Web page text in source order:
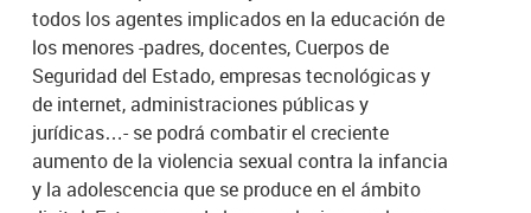
todos los agentes implicados en la educación de
los menores -padres, docentes, Cuerpos de
Seguridad del Estado, empresas tecnológicas y
de internet, administraciones públicas y
jurídicas…- se podrá combatir el creciente
aumento de la violencia sexual contra la infancia
y la adolescencia que se produce en el ámbito